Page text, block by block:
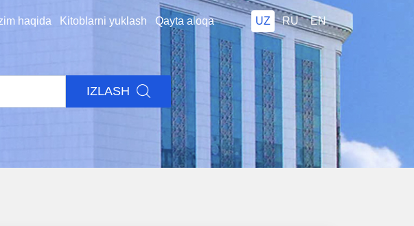
haqida Kitoblarni yuklash Qayta aloqa UZ RU EN
IZLASH